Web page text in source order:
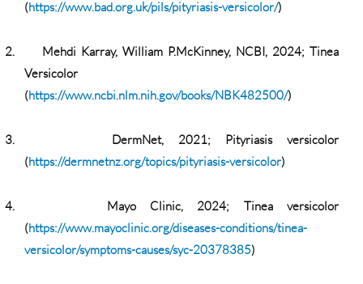
(https://www.bad.org.uk/pils/pityriasis-versicolor/)
2.
Mehdi Karray, William P.McKinney, NCBI, 2024; Tinea
Versicolor
(https://www.ncbi.nlm.nih.gov/books/NBK482500/)
3.
DermNet, 2021; Pityriasis versicolor
(https://dermnetnz.org/topics/pityriasis-versicolor)
4.
Mayo Clinic, 2024; Tinea versicolor
(https://www.mayoclinic.org/diseases-conditions/tinea-
versicolor/symptoms-causes/syc-20378385)